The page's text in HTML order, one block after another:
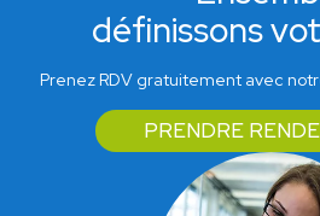
définissons
Prenez RDV gratuitement avec
PRENDRE